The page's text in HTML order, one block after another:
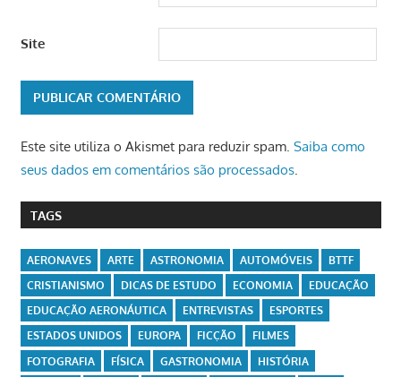
Site
Este site utiliza o Akismet para reduzir spam. Saiba como
seus dados em comentários são processados.
TAGS
AERONAVES ARTE ASTRONOMIA AUTOMÓVEIS
BTTF
CRISTIANISMO
DICAS DE ESTUDO ECONOMIA
EDUCAÇÃO
EDUCAÇÃO AERONÁUTICA
ENTREVISTAS
ESPORTES
ESTADOS UNIDOS
EUROPA FICÇÃO
FILMES
FOTOGRAFIA
FÍSICA GASTRONOMIA
HISTÓRIA